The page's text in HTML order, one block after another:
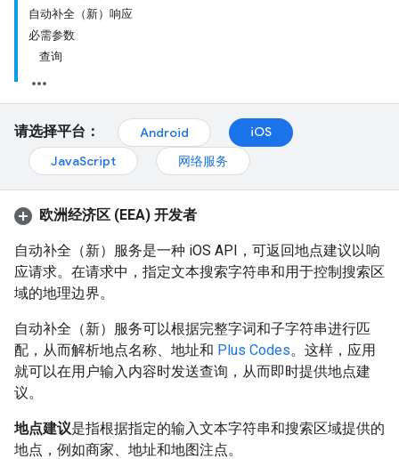
自动补全（新）响应
必需参数
查询
请选择平台： Android
iOS
JavaScript
网络服务
欧洲经济区 (EEA) 开发者
自动补全（新）服务是一种 iOS API，可返回地点建议以响
应请求。在请求中，指定文本搜索字符串和用于控制搜索区
域的地理边界。
自动补全（新）服务可以根据完整字词和子字符串进行匹
配，从而解析地点名称、地址和 Plus Codes。这样，应用
就可以在用户输入内容时发送查询，从而即时提供地点建
议。
地点建议是指根据指定的输入文本字符串和搜索区域提供的
地点，例如商家、地址和地图注点。